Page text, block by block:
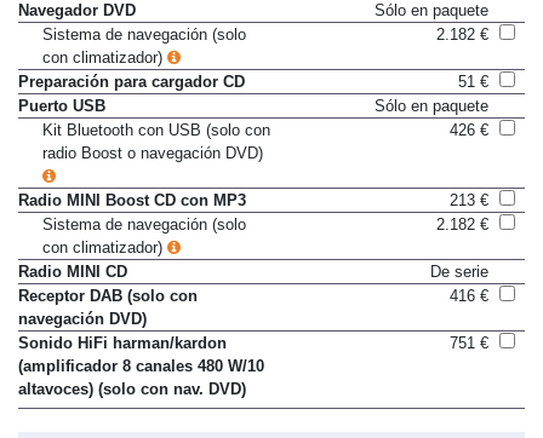
Navegador DVD
Sólo en paquete
Sistema de navegación (solo
con climatizador)
2.182 €
Preparación para cargador CD
51 €
Puerto USB
Sólo en paquete
Kit Bluetooth con USB (solo con
radio Boost o navegación DVD)
426 €
Radio MINI Boost CD con MP3
213 €
Sistema de navegación (solo
con climatizador)
2.182 €
Radio MINI CD
De serie
Receptor DAB (solo con
navegación DVD)
416 €
Sonido HiFi harman/kardon
(amplificador 8 canales 480 W/10
altavoces) (solo con nav. DVD)
751 €